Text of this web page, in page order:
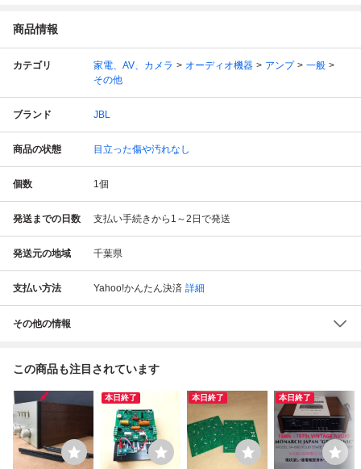
商品情報
カテゴリ 家電、AV、カメラ オーディオ機器 アンプ
一般
その他
ブランド JBL
商品の状態 目立った傷や汚れなし
個数 1個
発送までの日数 支払い手続きから1～2日で発送
発送元の地域 千葉県
支払い方法 Yahoo!かんたん決済 詳細
その他の情報
この商品も注目されています
本日終了 本日終了 本日終了